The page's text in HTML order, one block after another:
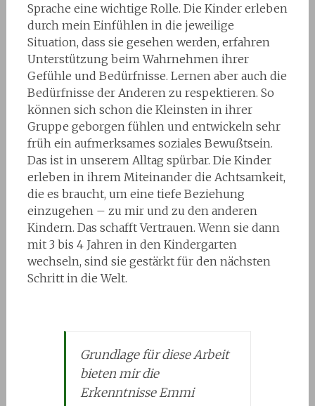
Sprache eine wichtige Rolle. Die Kinder erleben
durch mein Einfühlen in die jeweilige
Situation, dass sie gesehen werden, erfahren
Unterstützung beim Wahrnehmen ihrer
Gefühle und Bedürfnisse. Lernen aber auch die
Bedürfnisse der Anderen zu respektieren. So
können sich schon die Kleinsten in ihrer
Gruppe geborgen fühlen und entwickeln sehr
früh ein aufmerksames soziales Bewußtsein.
Das ist in unserem Alltag spürbar. Die Kinder
erleben in ihrem Miteinander die Achtsamkeit,
die es braucht, um eine tiefe Beziehung
einzugehen – zu mir und zu den anderen
Kindern. Das schafft Vertrauen. Wenn sie dann
mit 3 bis 4 Jahren in den Kindergarten
wechseln, sind sie gestärkt für den nächsten
Schritt in die Welt.
Grundlage für diese Arbeit
bieten mir die
Erkenntnisse Emmi